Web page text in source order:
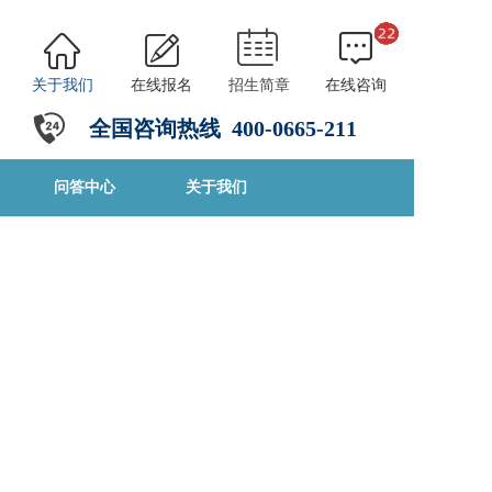
全国咨询热线 400-0665-211
关于我们 在线报名 招生简章 在线咨询
问答中心 关于我们